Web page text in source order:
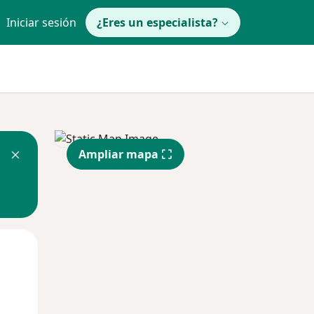
Iniciar sesión ¿Eres un especialista?
Ampliar mapa